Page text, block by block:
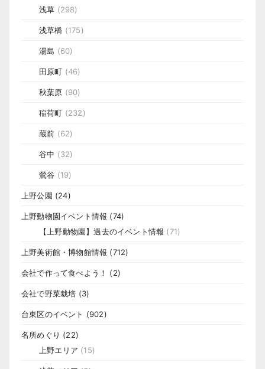
浅草 (298)
浅草橋 (175)
湯島 (60)
田原町 (46)
秋葉原 (90)
稲荷町 (232)
蔵前 (62)
谷中 (32)
鶯谷 (19)
上野公園 (24)
上野動物園イベント情報 (74)
【上野動物園】過去のイベント情報 (71)
上野美術館・博物館情報 (712)
会社で作って食べよう！ (2)
会社で野菜栽培 (3)
台東区のイベント (902)
名所めぐり (22)
上野エリア (15)